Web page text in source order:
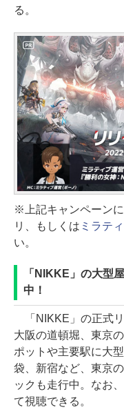
る。
※上記キャンペーン
リ、もしくは ミラテ
い。
「NIKKE」の大型
中！
「NIKKE」の正式
大阪の道頓堀、東京
ポットや主要駅に大
袋、新宿など、東京
ックも走行中。なお
て視聴できる。